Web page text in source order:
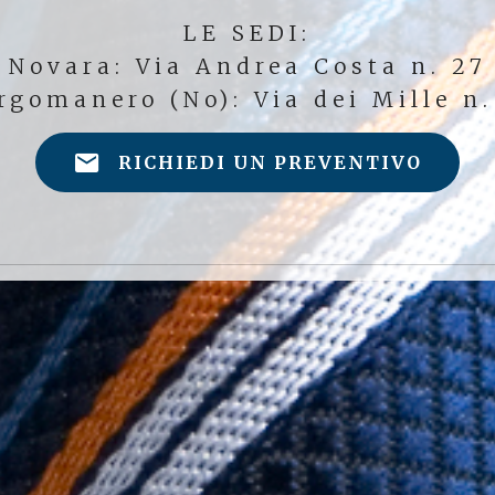
LE SEDI:
Novara: Via Andrea Costa n. 27
(No): Via dei Mille n.
RICHIEDI UN PREVENTIVO